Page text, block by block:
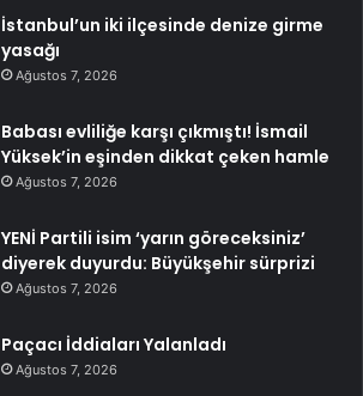
İstanbul’un iki ilçesinde denize girme
yasağı
Ağustos 7, 2026
Babası evliliğe karşı çıkmıştı! İsmail
Yüksek’in eşinden dikkat çeken hamle
Ağustos 7, 2026
YENİ Partili isim ‘yarın göreceksiniz’
diyerek duyurdu: Büyükşehir sürprizi
Ağustos 7, 2026
Paçacı İddiaları Yalanladı
Ağustos 7, 2026